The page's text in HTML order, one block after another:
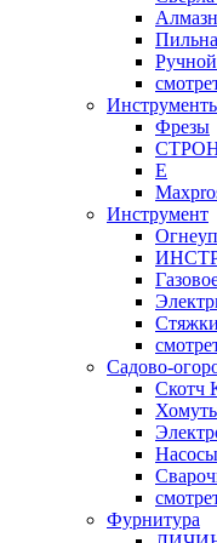
Фрезы
Е
Инструмент
Садово-
Скотч
Фурнитура